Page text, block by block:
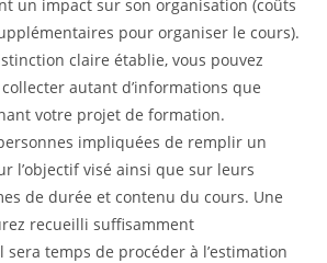
un impact sur son organisation (coûts
pour organiser le cours).
claire établie, vous pouvez
autant d’informations que
votre projet de formation.
impliquées de remplir un
l’objectif visé ainsi que sur leurs
de durée et contenu du cours. Une
recueilli suffisamment
sera temps de procéder à l’estimation